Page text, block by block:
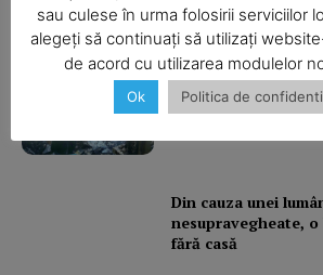
Company
About
Subscription Plans
Balcon în flăcări
Mărăţei
Din cauza unei
nesupravegheate,
fără casă
sau culese în urma folosirii serviciilor
alegeți să continuați să utilizați
de acord cu utilizarea modulelor
Ok Politica de